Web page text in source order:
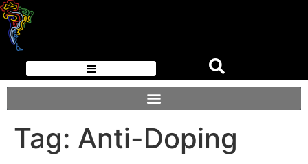
Tag: Anti-Doping